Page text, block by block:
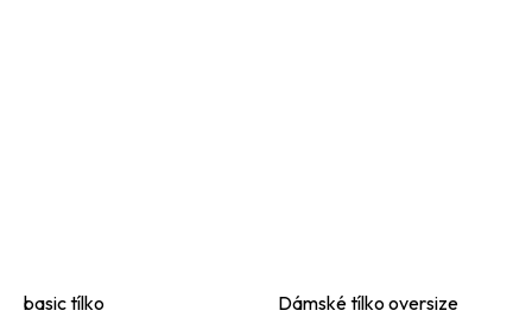
basic tílko Dámské tílko oversize